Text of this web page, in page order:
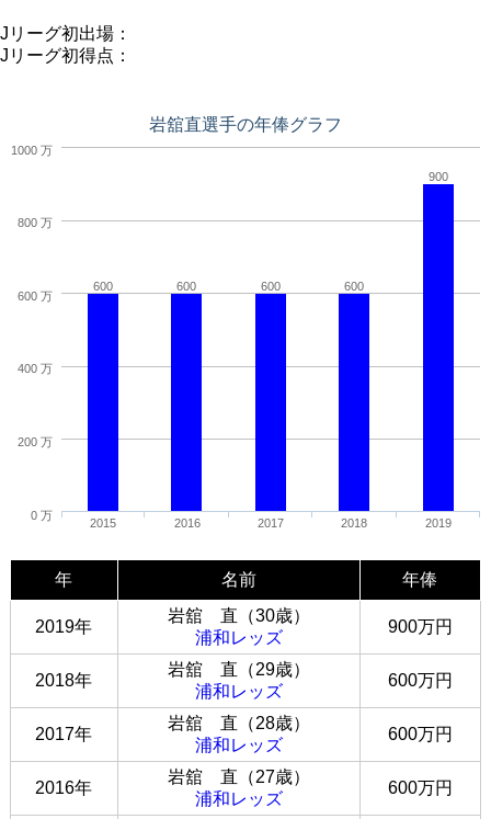
Jリーグ初出場：
Jリーグ初得点：
岩舘直選手の年俸グラフ
600 600 600 600
900
2015 2016 2017 2018 2019
0 万
200 万
400 万
600 万
800 万
1000 万
年 名前 年俸
2019年
岩舘 直（30歳）
浦和レッズ
900万円
2018年
岩舘 直（29歳）
浦和レッズ
600万円
2017年
岩舘 直（28歳）
浦和レッズ
600万円
2016年
岩舘 直（27歳）
浦和レッズ
600万円